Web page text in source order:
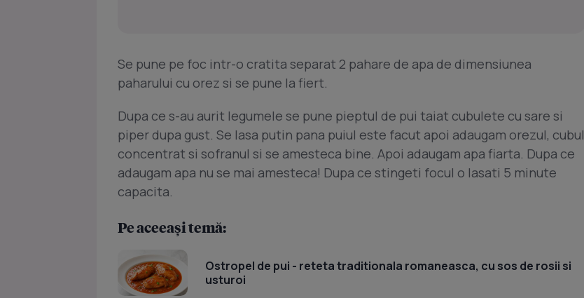
Se pune pe foc intr-o cratita separat 2 pahare de apa de dimensiunea
paharului cu orez si se pune la fiert.
Dupa ce s-au aurit legumele se pune pieptul de pui taiat cubulete cu sare si
piper dupa gust. Se lasa putin pana puiul este facut apoi adaugam orezul, cubul
concentrat si sofranul si se amesteca bine. Apoi adaugam apa fiarta. Dupa ce
adaugam apa nu se mai amesteca! Dupa ce stingeti focul o lasati 5 minute
capacita.
Pe aceeași temă:
Ostropel de pui - reteta traditionala romaneasca, cu sos de rosii si
usturoi